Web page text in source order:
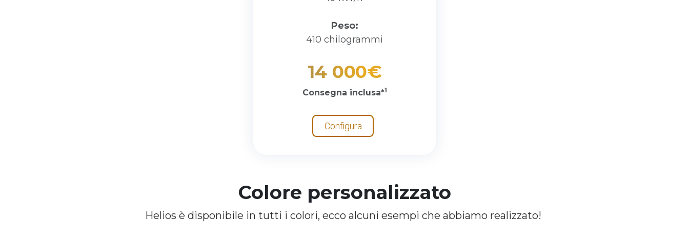
Peso:
410 chilogrammi
14 000€
Consegna inclusa*1
Configura
Colore personalizzato
Helios è disponibile in tutti i colori, ecco alcuni esempi che abbiamo realizzato!